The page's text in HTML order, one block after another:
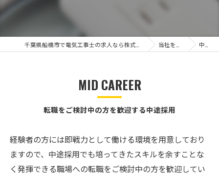
当社を知る 中途
転職をご検討中の方を歓迎する中途採用
MID CAREER
経験者の方には即戦力として働ける環境を用意しており
ますので、中途採用でも培ってきたスキルを余すことな
く発揮できる職場への転職をご検討中の方を歓迎してい